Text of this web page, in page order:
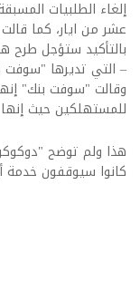
إلغاء الطلبيات
عشر من ايار، كما
– التي تديرها
وقالت "سوفت بنك"
للمستهلكين حيث
هذا ولم توضح
كانوا سيوقفون خدمة